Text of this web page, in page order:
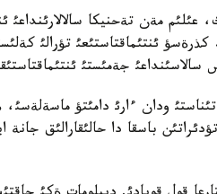
مةن تةحنيكا سالالارئنداعئ
ئنتئماقتاستئعئ تؤرالئ
جةمئستئ
ودان ءارئ دامئتؤ
باسقا دا حالئقارالئق جانة